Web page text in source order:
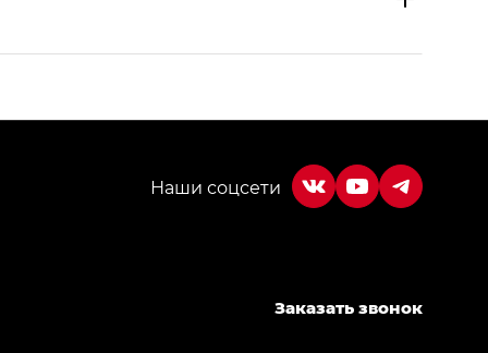
Заказать звонок